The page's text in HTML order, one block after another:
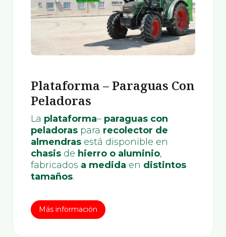
Plataforma – Paraguas Con
Peladoras
La plataforma– paraguas con
peladoras para recolector de
almendras está disponible en
chasis de hierro o aluminio,
fabricados a medida en distintos
tamaños.
Más información